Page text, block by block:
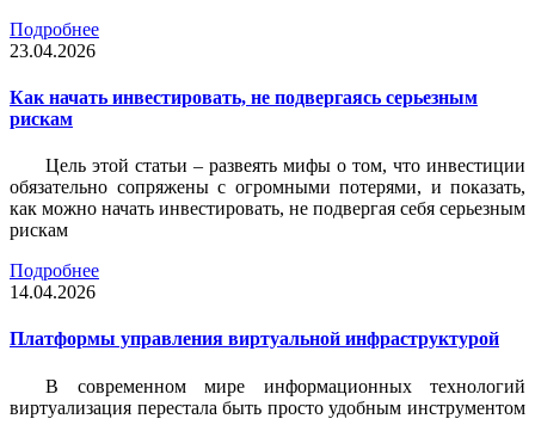
Подробнее
23.04.2026
Как начать инвестировать, не подвергаясь серьезным
рискам
Цель этой статьи – развеять мифы о том, что инвестиции
обязательно сопряжены с огромными потерями, и показать,
как можно начать инвестировать, не подвергая себя серьезным
рискам
Подробнее
14.04.2026
Платформы управления виртуальной инфраструктурой
В современном мире информационных технологий
виртуализация перестала быть просто удобным инструментом